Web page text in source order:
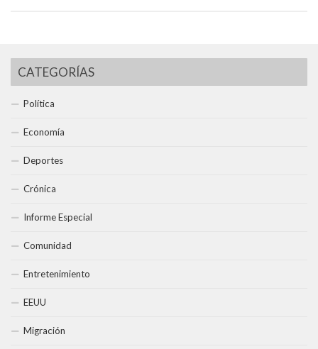
CATEGORÍAS
Política
Economía
Deportes
Crónica
Informe Especial
Comunidad
Entretenimiento
EEUU
Migración